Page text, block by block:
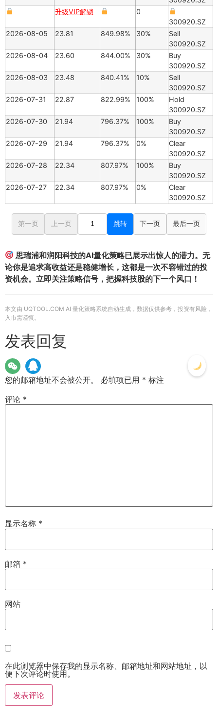
升级VIP解锁
0
300920.SZ
2026-08-05
23.81 849.98% 30%
Sell
300920.SZ
2026-08-04
23.60 844.00% 30%
Buy
300920.SZ
2026-08-03
23.48 840.41% 10%
Sell
300920.SZ
2026-07-31
22.87 822.99% 100%
Hold
300920.SZ
2026-07-30
21.94 796.37% 100%
Buy
300920.SZ
2026-07-29
21.94 796.37% 0%
Clear
300920.SZ
2026-07-28
22.34 807.97% 100%
Buy
300920.SZ
2026-07-27
22.34 807.97% 0%
Clear
300920.SZ
第一页 上一页 跳转 下一页 最后一页
思瑞浦和润阳科技的AI量化策略已展示出惊人的潜力。无
论你是追求高收益还是稳健增长，这都是一次不容错过的投
资机会。立即关注策略信号，把握科技股的下一个风口！
本文由 UQTOOL.COM AI 量化策略系统自动生成，数据仅供参考，投资有风险，
入市需谨慎。
发表回复
您的邮箱地址不会被公开。 必填项已用 * 标注
评论 *
显示名称 *
邮箱 *
网站
在此浏览器中保存我的显示名称、邮箱地址和网站地址，以
便下次评论时使用。